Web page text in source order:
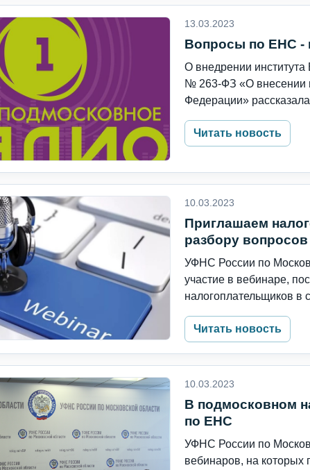
13.03.2023
Вопросы по ЕНС -
О внедрении института
№ 263-ФЗ «О внесении
Федерации»
Читать новость
10.03.2023
Приглашаем
разбору
УФНС России по
участие в вебинаре,
налогоплательщиков в
Читать новость
10.03.2023
В подмосковном
по ЕНС
УФНС России по
вебинаров, на которых